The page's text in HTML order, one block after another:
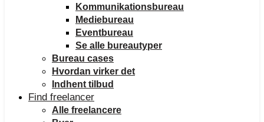
Kommunikationsbureau
Mediebureau
Eventbureau
Se alle bureautyper
Bureau cases
Hvordan virker det
Indhent tilbud
Find freelancer
Alle freelancere